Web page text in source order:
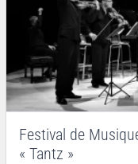
Festival de
« Tantz »